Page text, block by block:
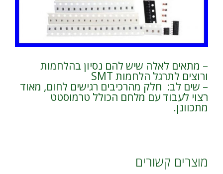
– מתאים לאלה שיש להם נסיון בהלחמות
ורוצים לתרגל הלחמות SMT
– שים לב: חלק מהרכיבים רגישים לחום, מאוד
רצוי לעבוד עם מלחם הכולל טרמוסטט
מתכוונן.
מוצרים קשורים